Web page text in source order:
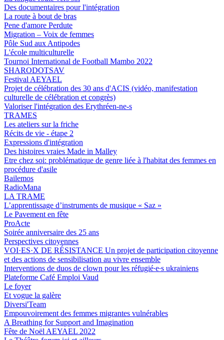
Des documentaires pour l'intégration
La route à bout de bras
Pene d'amore Perdute
Migration – Voix de femmes
Pôle Sud aux Antipodes
L'école multiculturelle
Tournoi International de Football Mambo 2022
SHARODOTSAV
Festival AEYAEL
Projet de célébration des 30 ans d'ACIS (vidéo, manifestation
culturelle de célébration et congrès)
Valoriser l'intégration des Erythréen-ne-s
TRAMES
Les ateliers sur la friche
Récits de vie - étape 2
Expressions d'intégration
Des histoires vraies Made in Malley
Etre chez soi: problématique de genre liée à l'habitat des femmes en
procédure d'asile
Bailemos
RadioMana
LA TRAME
L’apprentissage d’instruments de musique « Saz »
Le Pavement en fête
ProActe
Soirée anniversaire des 25 ans
Perspectives citoyennes
VOI·ES·X DE RÉSISTANCE Un projet de participation citoyenne
et des actions de sensibilisation au vivre ensemble
Interventions de duos de clown pour les réfugié∙e∙s ukrainiens
Plateforme Café Emploi Vaud
Le foyer
Et vogue la galère
Diversi'Team
Empouvoirement des femmes migrantes vulnérables
A Breathing for Support and Imagination
Fête de Noël AEYAEL 2022